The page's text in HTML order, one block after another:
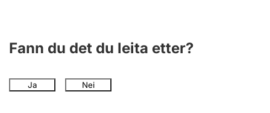
Fann du det du leita etter?
Ja Nei